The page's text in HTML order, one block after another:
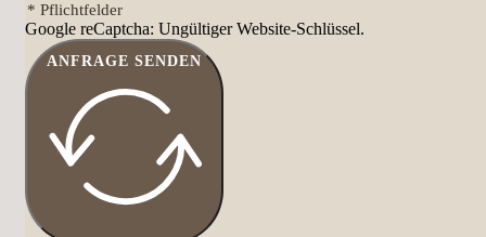
* Pflichtfelder
Google reCaptcha: Ungültiger Website-Schlüssel.
ANFRAGE SENDEN